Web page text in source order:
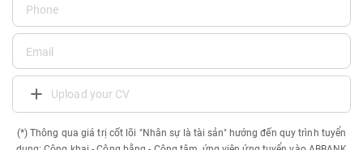
Upload your CV
(*) Thông qua giá trị cốt lõi "Nhân sự là tài sản" hướng đến quy trình tuyển